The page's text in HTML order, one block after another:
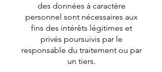
des données à caractère
personnel sont nécessaires aux
fins des intérêts légitimes et
privés poursuivis par le
responsable du traitement ou par
un tiers.